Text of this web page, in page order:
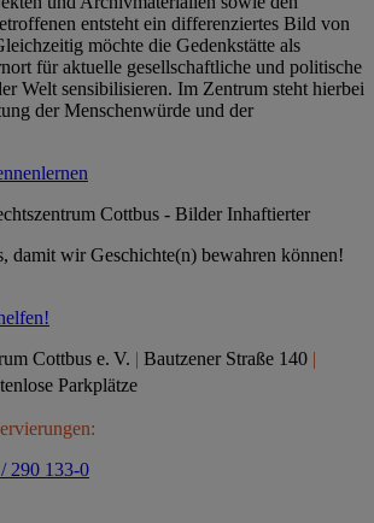
entsteht ein differenziertes Bild von
möchte die Gedenkstätte als
für aktuelle gesellschaftliche und politische
Welt sensibilisieren. Im Zentrum steht hierbei
der Menschenwürde und der
damit wir Geschichte(n) bewahren können!
Cottbus e. V. | Bautzener Straße 140 |
Parkplätze
290 133-0